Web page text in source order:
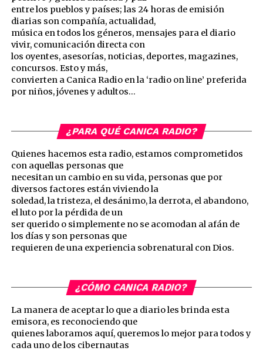
entre los pueblos y países; las 24 horas de emisión
diarias son compañía, actualidad,
música en todos los géneros, mensajes para el diario
vivir, comunicación directa con
los oyentes, asesorías, noticias, deportes, magazines,
concursos. Esto y más,
convierten a Canica Radio en la ‘radio on line’ preferida
por niños, jóvenes y adultos…
¿PARA QUÉ CANICA RADIO?
Quienes hacemos esta radio, estamos comprometidos
con aquellas personas que
necesitan un cambio en su vida, personas que por
diversos factores están viviendo la
soledad, la tristeza, el desánimo, la derrota, el abandono,
el luto por la pérdida de un
ser querido o simplemente no se acomodan al afán de
los días y son personas que
requieren de una experiencia sobrenatural con Dios.
¿CÓMO CANICA RADIO?
La manera de aceptar lo que a diario les brinda esta
emisora, es reconociendo que
quienes laboramos aquí, queremos lo mejor para todos y
cada uno de los cibernautas